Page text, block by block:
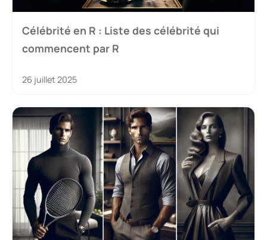
Célébrité en R : Liste des célébrité qui
commencent par R
26 juillet 2025